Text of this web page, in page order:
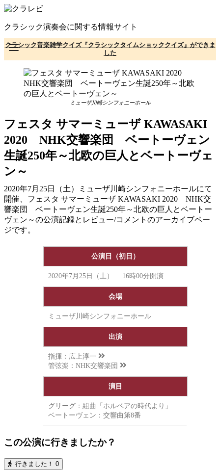
コ
テ
ン
ツ
へ
クラシック演奏会に関する情報サイト
クラシック音楽雑学クイズ『クラシックタイムショッククイズ』ができま
した
ミューザ川崎シンフォニーホール
フェスタ サマーミューザ KAWASAKI
2020 NHK交響楽団 ベートーヴェン
生誕250年～北欧の巨人とベートーヴェ
ン～
2020年7月25日（土）ミューザ川崎シンフォニーホールにて
開催、フェスタ サマーミューザ KAWASAKI 2020 NHK交
響楽団 ベートーヴェン生誕250年～北欧の巨人とベートー
ヴェン～の公演記録とレビュー/コメントのアーカイブペー
ジです。
公演日（初日）
2020年7月25日（土） 16時00分開演
会場
ミューザ川崎シンフォニーホール
出演
指揮： 広上淳一
管弦楽： NHK交響楽団
演目
グリーグ：組曲「ホルベアの時代より」
ベートーヴェン：交響曲第8番
この公演に行きましたか？
行きました！ 0